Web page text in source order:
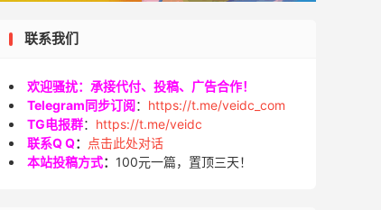
联系我们
欢迎骚扰：承接代付、投稿、广告合作！
Telegram同步订阅： https://t.me/veidc_com
TG电报群： https://t.me/veidc
联系Q Q：
点击此处对话
本站投稿方式： 100元一篇，置顶三天！